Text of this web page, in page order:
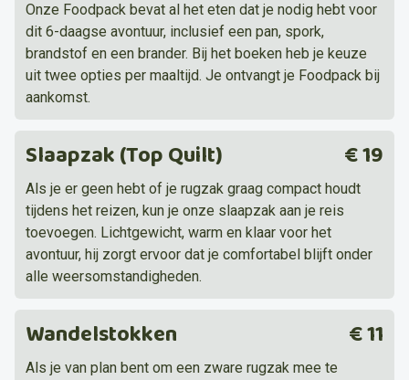
Onze Foodpack bevat al het eten dat je nodig hebt voor
dit 6-daagse avontuur, inclusief een pan, spork,
brandstof en een brander. Bij het boeken heb je keuze
uit twee opties per maaltijd. Je ontvangt je Foodpack bij
aankomst.
Slaapzak (Top Quilt) € 19
Als je er geen hebt of je rugzak graag compact houdt
tijdens het reizen, kun je onze slaapzak aan je reis
toevoegen. Lichtgewicht, warm en klaar voor het
avontuur, hij zorgt ervoor dat je comfortabel blijft onder
alle weersomstandigheden.
Wandelstokken € 11
Als je van plan bent om een zware rugzak mee te